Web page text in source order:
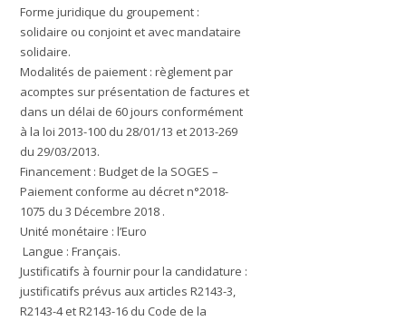
Forme juridique du groupement :
solidaire ou conjoint et avec mandataire
solidaire.
Modalités de paiement :règlement par
acomptes sur présentation de factures et
dans un délai de 60 jours conformément
à la loi 2013-100 du 28/01/13 et 2013-269
du 29/03/2013.
Financement : Budget de la SOGES –
Paiement conforme au décret n°2018-
1075 du 3 Décembre 2018 .
Unité monétaire : l’Euro
Langue : Français.
Justificatifs à fournir pour la candidature :
justificatifs prévus aux articles R2143-3,
R2143-4 et R2143-16 du Code de la